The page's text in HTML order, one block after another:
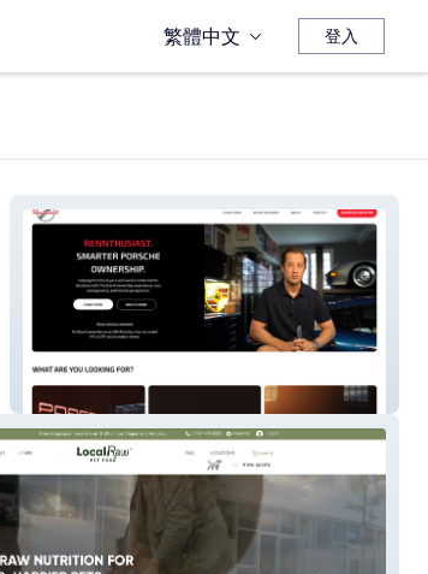
繁體中文 登入